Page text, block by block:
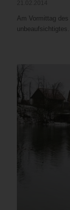
Am Vormittag